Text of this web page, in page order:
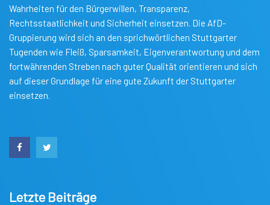
Wahrheiten für den Bürgerwillen, Transparenz,
Rechtsstaatlichkeit und Sicherheit einsetzen. Die AfD-
Gruppierung wird sich an den sprichwörtlichen Stuttgarter
Tugenden wie Fleiß, Sparsamkeit, Eigenverantwortung und dem
fortwährenden Streben nach guter Qualität orientieren und sich
auf dieser Grundlage für eine gute Zukunft der Stuttgarter
einsetzen.
Letzte Beiträge